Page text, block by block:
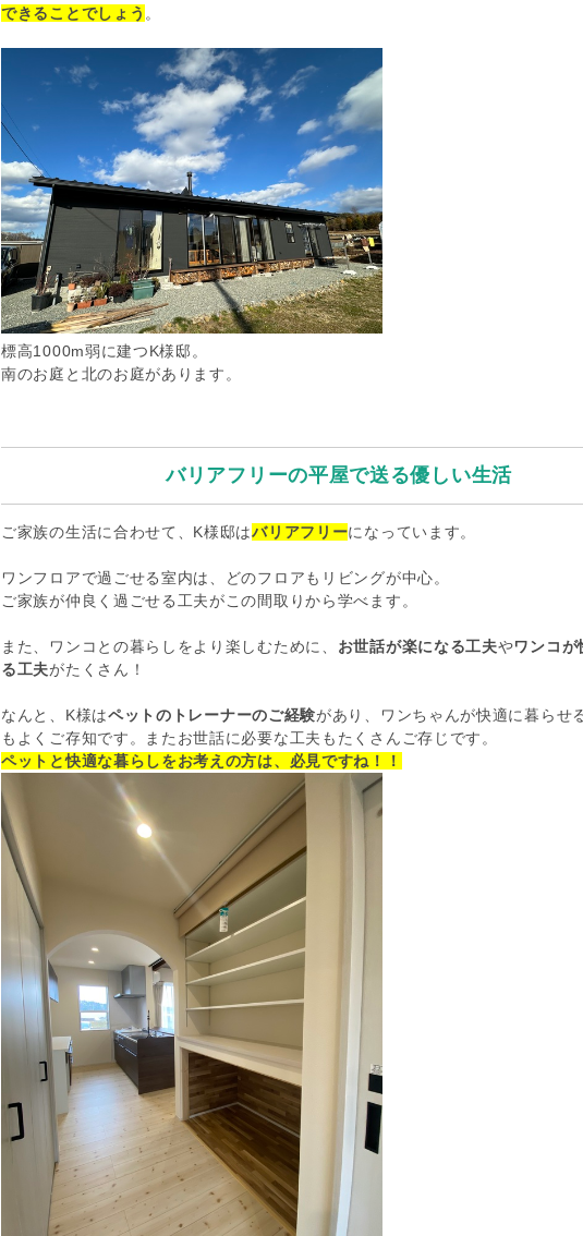
できることでしょう 。
標高1000m弱に建つK様邸。
​​​​​南のお庭と北のお庭があります。
バリアフリーの平屋で送る優しい生活
ご家族の生活に合わせて、K様邸はバリアフリーになっています。
ワンフロアで過ごせる室内は、どのフロアもリビングが中心。
ご家族が仲良く過ごせる工夫がこの間取りから学べます。
また、ワンコとの暮らしをより楽しむために、 お世話が楽になる工夫やワンコが
る工夫がたくさん！
なんと、K様はペットのトレーナーのご経験があり、ワンちゃんが快適に暮らせ
もよくご存知です。またお世話に必要な工夫もたくさんご存じです。
ペットと快適な暮らしをお考えの方は、必見ですね！！